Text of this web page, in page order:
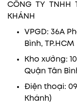
CÔNG TY TNHH
KHÁNH
VPGD: 36A
Bình, TP.HCM
Kho xưởng:
Quận Tân
Điện thoại:
Khánh)